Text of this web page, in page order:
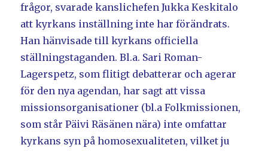
frågor, svarade kanslichefen Jukka Keskitalo
att kyrkans inställning inte har förändrats.
Han hänvisade till kyrkans officiella
ställningstaganden. Bl.a. Sari Roman-
Lagerspetz, som flitigt debatterar och agerar
för den nya agendan, har sagt att vissa
missionsorganisationer (bl.a Folkmissionen,
som står Päivi Räsänen nära) inte omfattar
kyrkans syn på homosexualiteten, vilket ju